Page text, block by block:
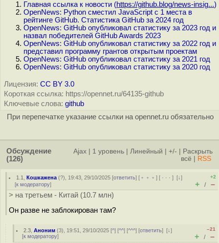
Главная ссылка к новости (https://github.blog/news-insig...)
OpenNews: Python сместил JavaScript с 1 места в
рейтинге GitHub. Статистика GitHub за 2024 год
OpenNews: GitHub опубликовал статистику за 2023 год и
назвал победителей GitHub Awards 2023
OpenNews: GitHub опубликовал статистику за 2022 год и
представил программу грантов открытым проектам
OpenNews: GitHub опубликовал статистику за 2021 год
OpenNews: GitHub опубликовал статистику за 2020 год
Лицензия: CC BY 3.0
Короткая ссылка: https://opennet.ru/64135-github
Ключевые слова: github
При перепечатке указание ссылки на opennet.ru обязательно
Обсуждение
(126)
Ajax 1 уровень Линейный +/-
Раскрыть
всё
RSS
1.1 ,Кошкажена (?), 19:43, 29/10/2025 [ответить] [ ﹢﹢﹢] [ · · ·][↓]
[к модератору]
+2
+ / –
> на третьем - Китай (10.7 млн)
Он разве не заблокирован там?
2.3 ,Аноним (3), 19:51, 29/10/2025 [^] [^^] [^^^] [ответить][↓]
[к модератору]
–21
+ / –